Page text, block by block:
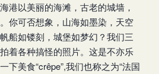
港以美丽的海滩，古老的城墙，
你可否想象，山海如墨染，天空
船如镂刻，城堡如梦幻？我们三
着各种搞怪的照片。这是不亦乐
下美食“crêpe”,我们也称之为“法国